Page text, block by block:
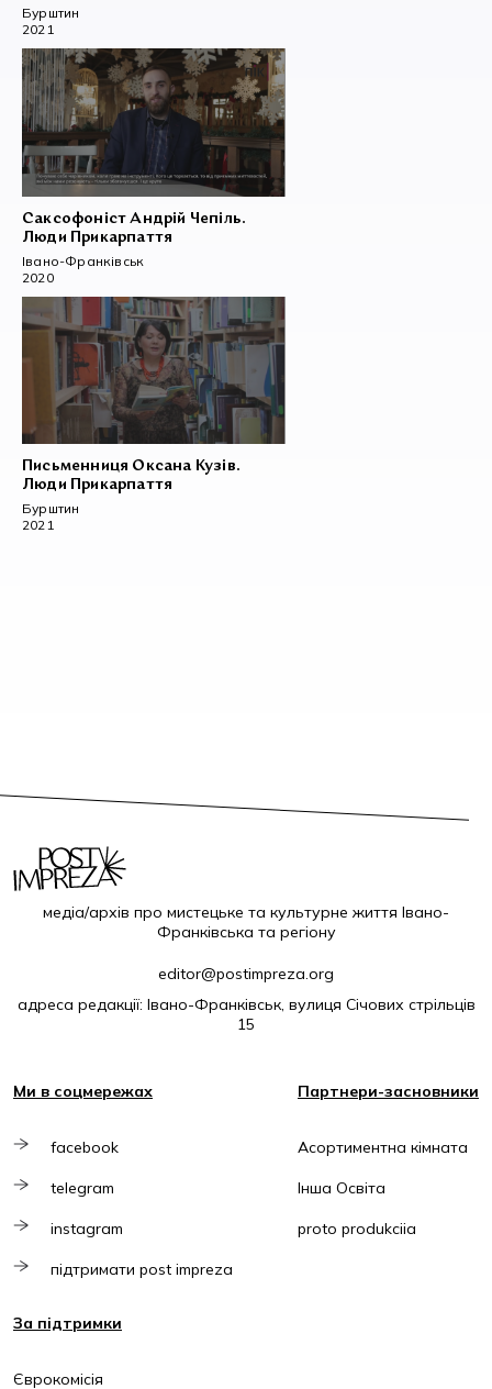
Бурштин
2021
Саксофоніст Андрій Чепіль.
Люди Прикарпаття
Івано-Франківськ
2020
Письменниця Оксана Кузів.
Люди Прикарпаття
Бурштин
2021
медіа/архів про мистецьке та культурне життя Івано-
Франківська та регіону
editor@postimpreza.org
адреса редакції: Івано-Франківськ, вулиця Січових стрільців
15
Ми в соцмережах
facebook
telegram
instagram
підтримати post impreza
Партнери-засновники
Асортиментна кімната
Інша Освіта
proto produkciia
За підтримки
Єврокомісія